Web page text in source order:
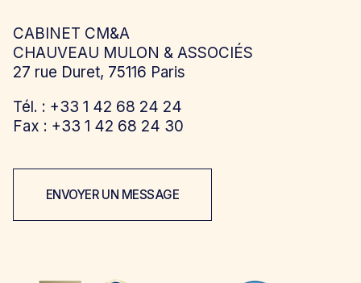
CABINET CM&A
CHAUVEAU MULON & ASSOCIÉS
27 rue Duret, 75116 Paris
Tél. : +33 1 42 68 24 24
Fax : +33 1 42 68 24 30
ENVOYER UN MESSAGE